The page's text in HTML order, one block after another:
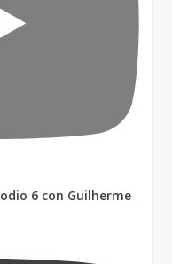
6 con Guilherme